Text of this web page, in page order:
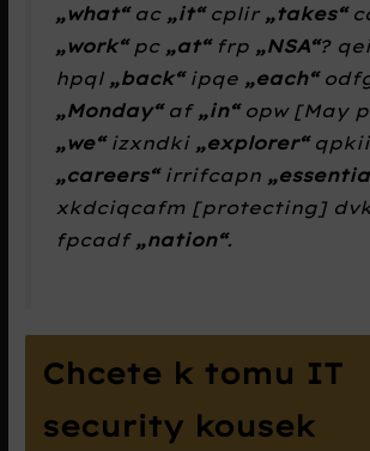
what ac it cplir takes
work pc at frp NSA ?
hpql
back ipqe each
Monday af in opw[May
we izxndki explorer
careers irrifcapn
xkdciqcafm [protecting]
fpcadf
nation .
Chcete k tomu IT
security kousek